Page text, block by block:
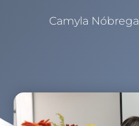
Camyla Nóbrega